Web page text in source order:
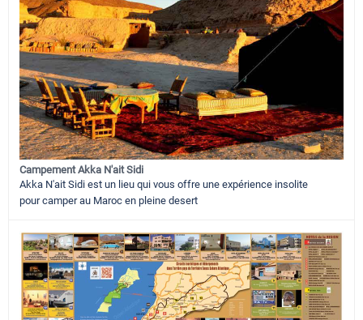
Campement Akka N'ait Sidi
Akka N'ait Sidi est un lieu qui vous offre une expérience insolite
pour camper au Maroc en pleine desert